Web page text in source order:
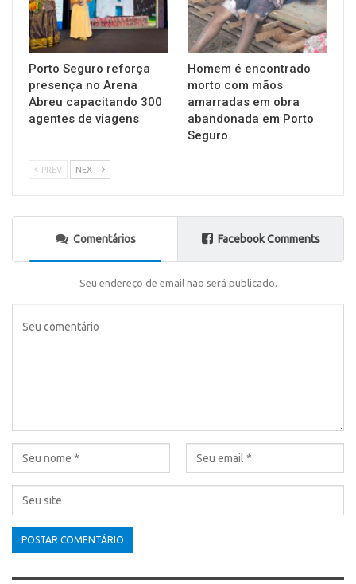
Porto Seguro reforça
presença no Arena
Abreu capacitando 300
agentes de viagens
Homem é encontrado
morto com mãos
amarradas em obra
abandonada em Porto
Seguro
PREV NEXT
Comentários Facebook Comments
Seu endereço de email não será publicado.